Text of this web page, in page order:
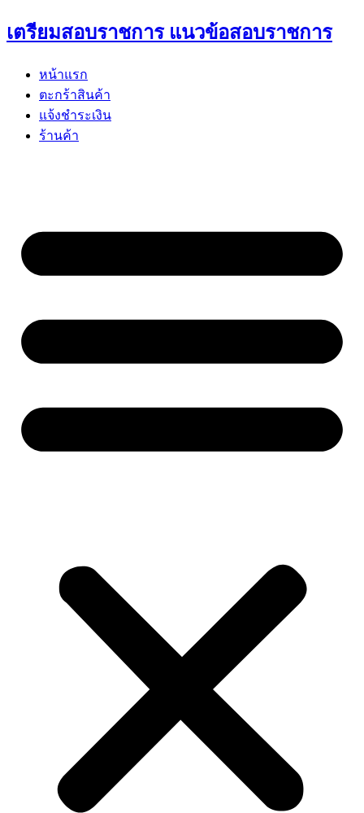
Skip
to
เตรียมสอบราชการ แนวข้อสอบราชการ
หน้าแรก
ตะกร้าสินค้า
แจ้งชำระเงิน
ร้านค้า